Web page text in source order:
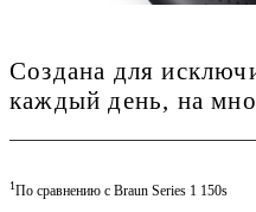
Создана для
каждый день, на
1По сравнению с Braun Series 1 150s